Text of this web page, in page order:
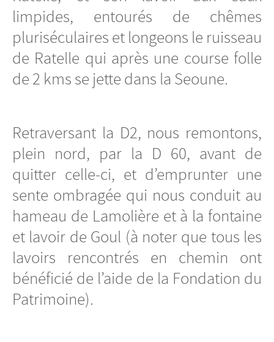
limpides, entourés de chêmes
pluriséculaires et longeons le ruisseau
de Ratelle qui après une course folle
de 2 kms se jette dans la Seoune.
Retraversant la D2, nous remontons,
plein nord, par la D 60, avant de
quitter celle-ci, et d’emprunter une
sente ombragée qui nous conduit au
hameau de Lamolière et à la fontaine
et lavoir de Goul (à noter que tous les
lavoirs rencontrés en chemin ont
bénéficié de l’aide de la Fondation du
Patrimoine).